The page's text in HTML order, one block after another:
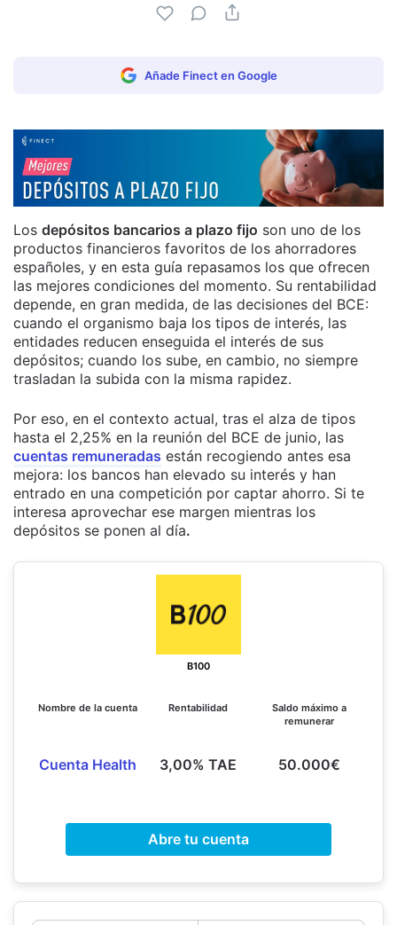
Añade Finect en Google
Los depósitos bancarios a plazo fijo son uno de los
productos financieros favoritos de los ahorradores
españoles, y en esta guía repasamos los que ofrecen
las mejores condiciones del momento. Su rentabilidad
depende, en gran medida, de las decisiones del BCE:
cuando el organismo baja los tipos de interés, las
entidades reducen enseguida el interés de sus
depósitos; cuando los sube, en cambio, no siempre
trasladan la subida con la misma rapidez.
Por eso, en el contexto actual, tras el alza de tipos
hasta el 2,25% en la reunión del BCE de junio, las
cuentas remuneradas están recogiendo antes esa
mejora: los bancos han elevado su interés y han
entrado en una competición por captar ahorro. Si te
interesa aprovechar ese margen mientras los
depósitos se ponen al día.
B100
Nombre de la cuenta
Cuenta Health
Rentabilidad
3,00% TAE
Saldo máximo a
remunerar
50.000€
Abre tu cuenta